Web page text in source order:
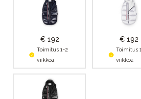
€ 192
Toimitus 1-2
viikkoa
€ 192
Toimitus
viikkoa